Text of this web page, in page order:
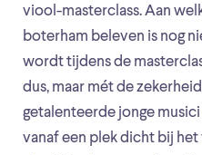
viool-masterclass. Aan
boterham beleven is nog
wordt tijdens de
dus, maar mét de
getalenteerde jonge
vanaf een plek dicht bij het